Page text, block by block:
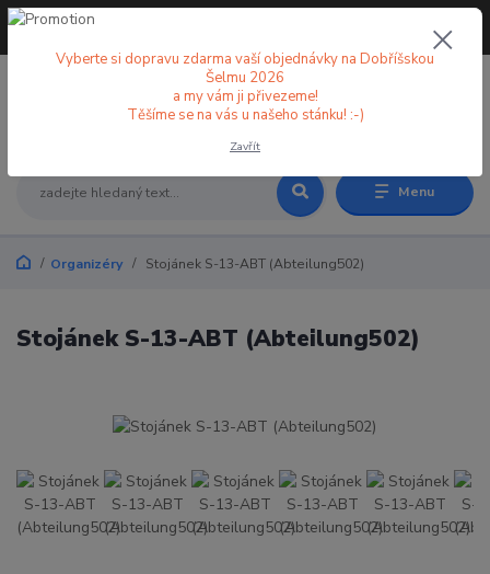
Menu
+420 773 998 582
Organizéry Stojánek S-13-ABT (Abteilung502)
Stojánek S-13-ABT (Abteilung502)
Vyberte si dopravu zdarma vaší objednávky na Dobříšskou
Šelmu 2026
a my vám ji přivezeme!
Těšíme se na vás u našeho stánku! :-)
Zavřít